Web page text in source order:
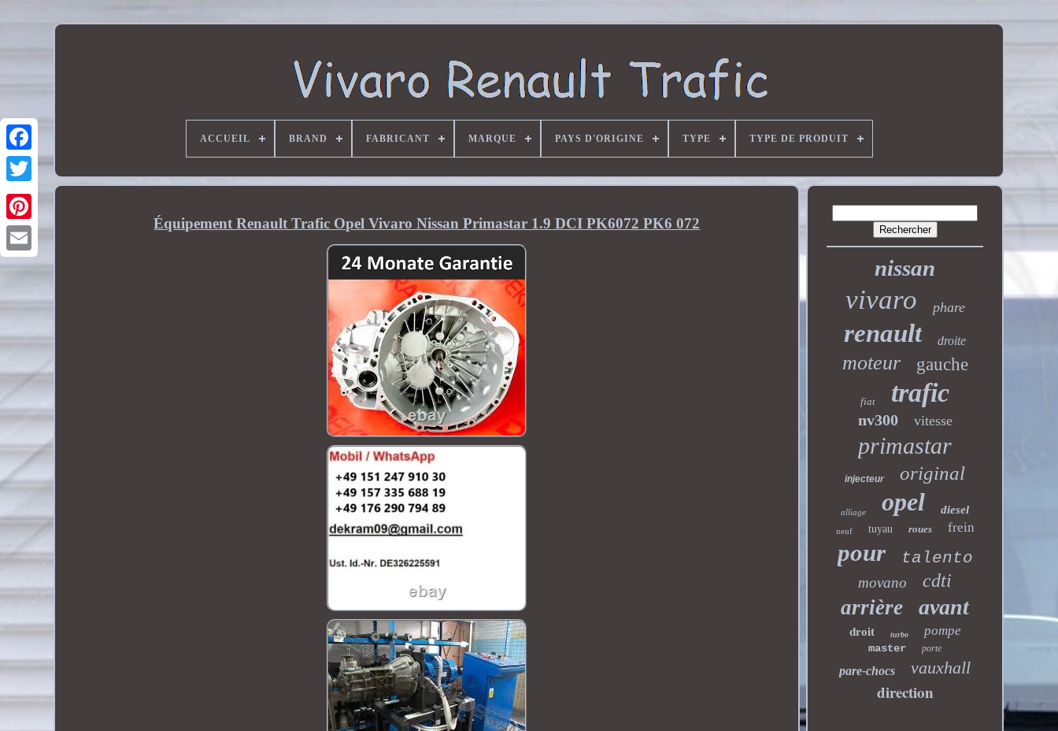
ACCUEIL BRAND FABRICANT MARQUE PAYS D'ORIGINE TYPE TYPE DE PRODUIT
Équipement Renault Trafic Opel Vivaro Nissan Primastar 1.9 DCI PK6072 PK6 072
nissan
vivaro phare
renault droite
moteur gauche
fiat trafic
nv300 vitesse
primastar
injecteur original
alliage opel diesel
neuf tuyau roues frein
pour talento
movano cdti
arrière avant
droit turbo pompe
master porte
pare-chocs vauxhall
direction